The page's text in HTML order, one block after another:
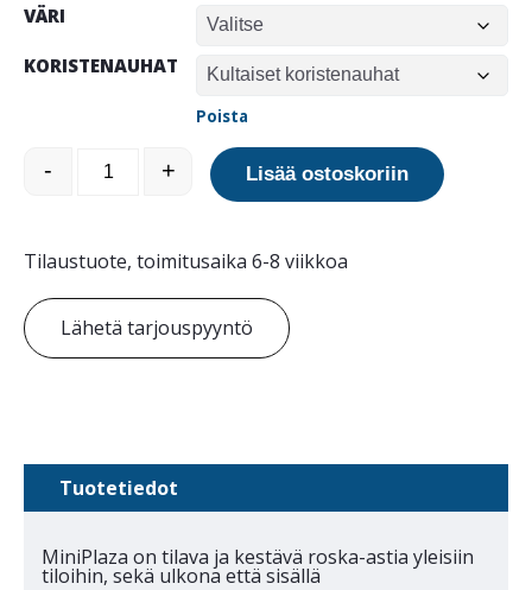
VÄRI
KORISTENAUHAT
Poista
MiniPlaza roska-astia määrä
- + Lisää ostoskoriin
Tilaustuote, toimitusaika 6-8 viikkoa
Lähetä tarjouspyyntö
Tuotetiedot
MiniPlaza on tilava ja kestävä roska-astia yleisiin
tiloihin, sekä ulkona että sisällä